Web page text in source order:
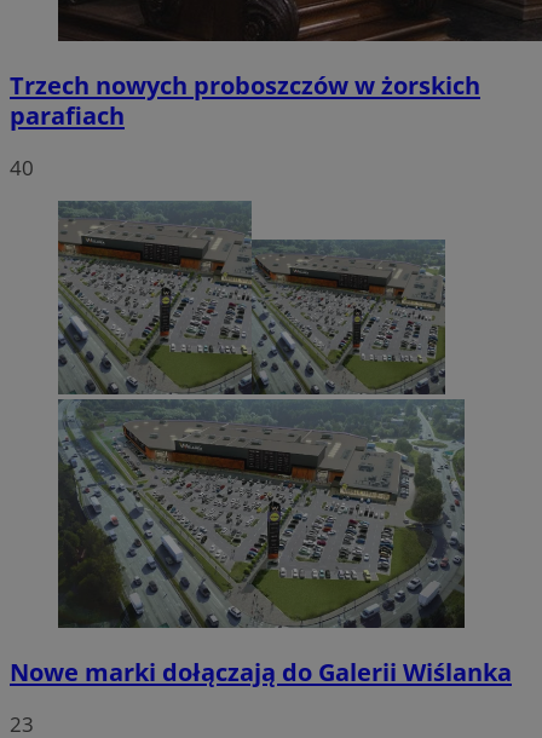
Trzech nowych proboszczów w żorskich
parafiach
40
Nowe marki dołączają do Galerii Wiślanka
23